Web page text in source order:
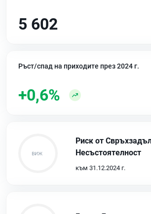
5 602
Ръст/спад на приходите през 2024 г.
+0,6%
Риск от
Несъстоятелност
към 31.12.2024 г.